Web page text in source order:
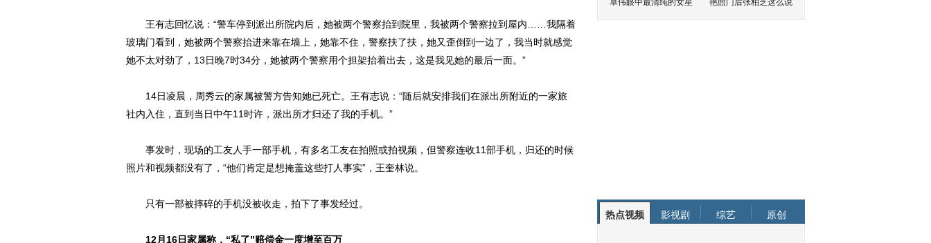
王有志回忆说：“警车停到派出所院内后，她被两个警察抬到院里，我被两个警察拉到屋内……我隔着
玻璃门看到，她被两个警察抬进来靠在墙上，她靠不住，警察扶了扶，她又歪倒到一边了，我当时就感觉
她不太对劲了，13日晚7时34分，她被两个警察用个担架抬着出去，这是我见她的最后一面。”
14日凌晨，周秀云的家属被警方告知她已死亡。王有志说：“随后就安排我们在派出所附近的一家旅
社内入住，直到当日中午11时许，派出所才归还了我的手机。”
事发时，现场的工友人手一部手机，有多名工友在拍照或拍视频，但警察连收11部手机，归还的时候
照片和视频都没有了，“他们肯定是想掩盖这些打人事实”，王奎林说。
只有一部被摔碎的手机没被收走，拍下了事发经过。
12月16日家属称，“私了”赔偿金一度增至百万
卓伟眼中最清纯的女星 艳照门后张柏芝这么说
热点视频 影视剧 综艺 原创